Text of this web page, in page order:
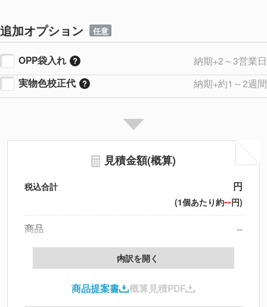
追加オプション 任意
OPP袋入れ
納期+2～3営業日
実物色校正代
納期+約1～2週間
見積金額(概算)
税込合計 円
(1個あたり約--円)
商品
--
製版代
印刷代
北海道・沖縄・離島 別途
内訳を開く
商品提案書 概算見積PDF